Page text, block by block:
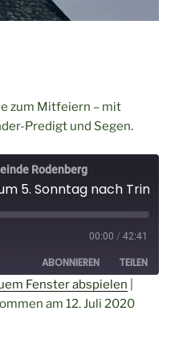
zum Mitfeiern – mit
Predigt und Segen.
Rodenberg
00:00 / 42:41
ABONNIEREN TEILEN
Fenster abspielen
am 12. Juli 2020